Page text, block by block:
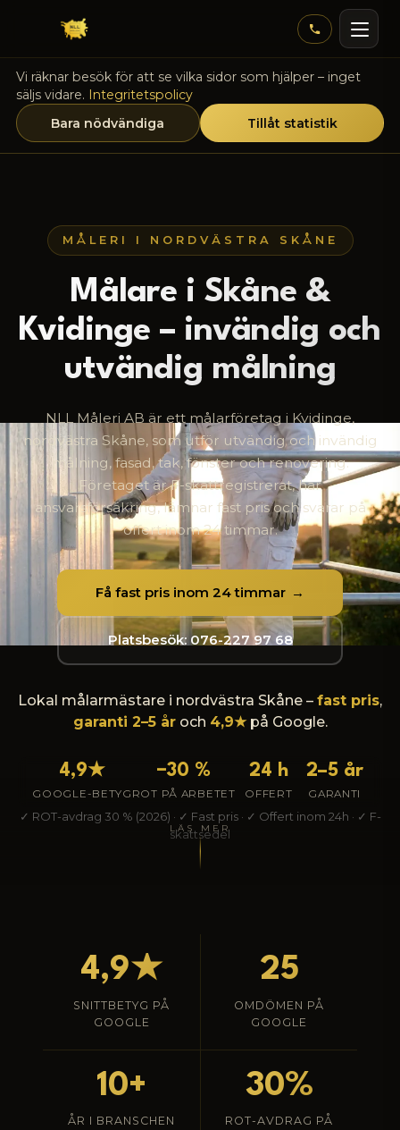
Vi räknar besök för att se vilka sidor som hjälper – inget
säljs vidare. Integritetspolicy
Bara nödvändiga
Tillåt statistik
MÅLERI I NORDVÄSTRA SKÅNE
Målare i Skåne &
Kvidinge – invändig och
utvändig målning
NLL Måleri AB är ett målarföretag i Kvidinge,
nordvästra Skåne, som utför utvändig och invändig
målning, fasad, tak, fönster och renovering.
Företaget är F-skattregistrerat, har
ansvarsförsäkring, lämnar fast pris och svarar på
offert inom 24 timmar.
Få fast pris inom 24 timmar
Platsbesök: 076-227 97 68
Lokal målarmästare i nordvästra Skåne – fast pris,
garanti 2–5 åroch 4,9★på Google.
4,9★
GOOGLE-BETYG
−30 %
ROT PÅ ARBETET
24 h
OFFERT
2–5 år
GARANTI
✓ ROT-avdrag 30 % (2026) · ✓ Fast pris · ✓ Offert inom 24h · ✓ F-
skattsedel
LÄS MER
4,9★
SNITTBETYG PÅ
GOOGLE
25
OMDÖMEN PÅ
GOOGLE
10+
ÅR I BRANSCHEN
30%
ROT-AVDRAG PÅ